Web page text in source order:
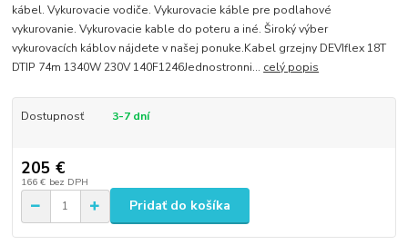
kábel. Vykurovacie vodiče. Vykurovacie káble pre podlahové
vykurovanie. Vykurovacie kable do poteru a iné. Široký výber
vykurovacích káblov nájdete v našej ponuke.Kabel grzejny DEVIflex 18T
DTIP 74m 1340W 230V 140F1246Jednostronni... celý popis
Dostupnosť 3-7 dní
205 €
166 € bez DPH
Pridať do košíka